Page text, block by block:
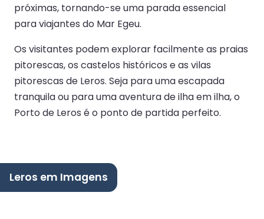
próximas, tornando-se uma parada essencial
para viajantes do Mar Egeu.
Os visitantes podem explorar facilmente as praias
pitorescas, os castelos históricos e as vilas
pitorescas de Leros. Seja para uma escapada
tranquila ou para uma aventura de ilha em ilha, o
Porto de Leros é o ponto de partida perfeito.
Leros em Imagens